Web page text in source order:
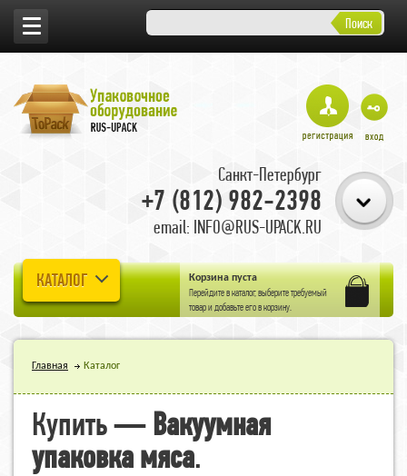
Поиск
Санкт-Петербург
+7 (812) 982-2398
email: INFO@RUS-UPACK.RU
КАТАЛОГ Корзина пуста
Перейдите вкаталог, выберите требуемый
товар и добавьте его в корзину.
Главная Каталог
Купить —Вакуумная
упаковка мяса.